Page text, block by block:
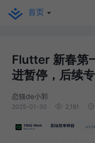
首页
Flutter 新春第
进暂停，后续
恋猫de小郭
2025-01-30 2,181